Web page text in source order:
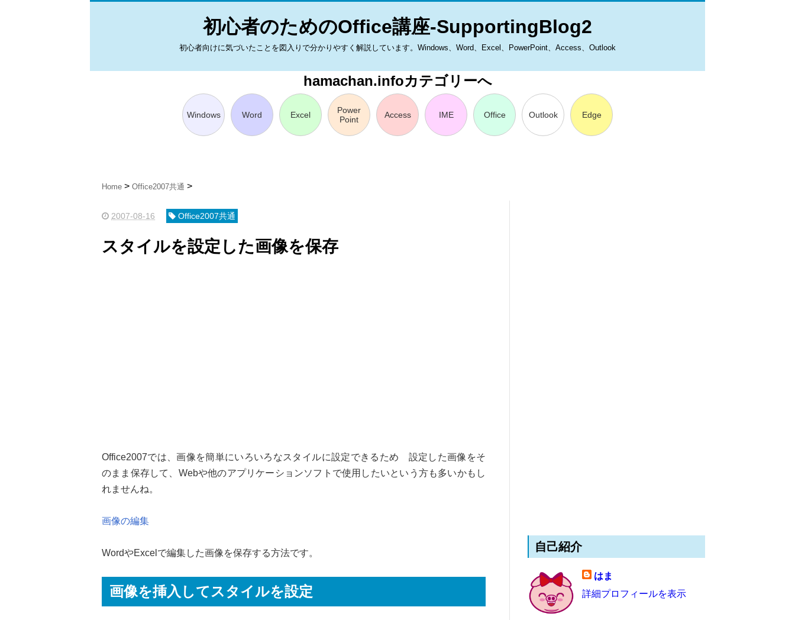
初心者のためのOffice講座-SupportingBlog2
初心者向けに気づいたことを図入りで分かりやすく解説しています。Windows、Word、Excel、PowerPoint、Access、Outlook
hamachan.infoカテゴリーへ
Windows Word Excel
Power
Point
Access IME Office Outlook Edge
Home Office2007共通
2007-08-16 Office2007共通
スタイルを設定した画像を保存
Office2007では、画像を簡単にいろいろなスタイルに設定できるため 設定した画像をそ
のまま保存して、Webや他のアプリケーションソフトで使用したいという方も多いかもし
れませんね。
画像の編集
WordやExcelで編集した画像を保存する方法です。
画像を挿入してスタイルを設定
自己紹介
はま
詳細プロフィールを表示